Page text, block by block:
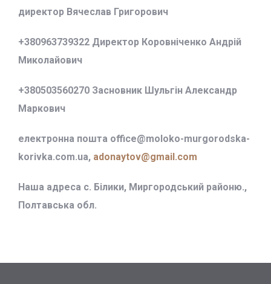
директор Вячеслав Григорович
+380963739322 Директор Коровніченко Андрій
Миколайович
+380503560270 Засновник Шульгін Александр
Маркович
електронна пошта office@moloko-murgorodska-
korivka.com.ua, adonaytov@gmail.com
Наша адреса с. Білики, Миргородський районю.,
Полтавська обл.